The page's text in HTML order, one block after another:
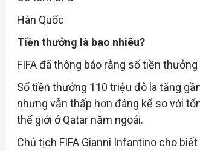
Hàn Quốc
Tiền thưởng là bao nhiêu?
FIFA đã thông báo rằng số tiền
Số tiền thưởng 110 triệu đô la tăng
nhưng vẫn thấp hơn đáng kể so với
thế giới ở Qatar năm ngoái.
Chủ tịch FIFA Gianni Infantino cho